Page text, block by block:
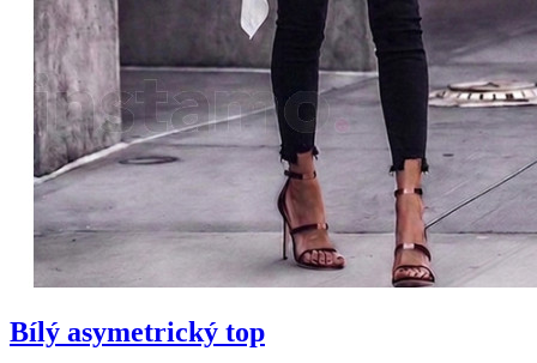
Bílý asymetrický top